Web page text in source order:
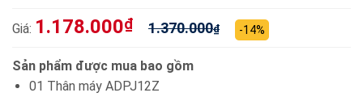
Giá: 1.178.000₫ 1.370.000₫ -14%
Sản phẩm được mua bao gồm
01 Thân máy ADPJ12Z